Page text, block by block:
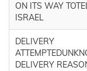
ON ITS WAY
ISRAEL
DELIVERY
DELIVERY